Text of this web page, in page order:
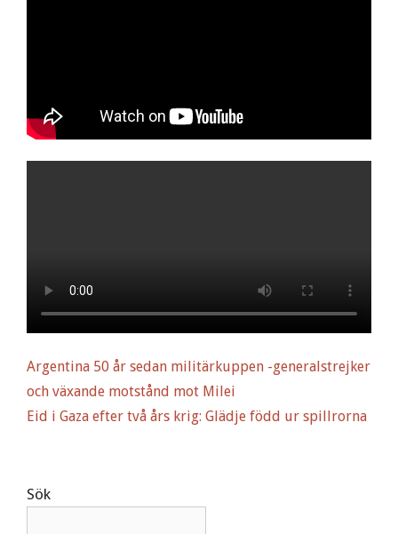
Argentina 50 år sedan militärkuppen -generalstrejker
och växande motstånd mot Milei
Eid i Gaza efter två års krig: Glädje född ur spillrorna
Sök